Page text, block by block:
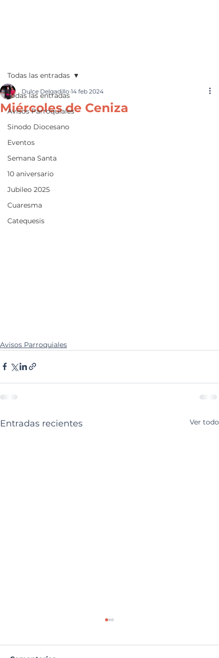
Todas las entradas
Avisos Parroquiales
Sinodo Diocesano
Eventos
Semana Santa
10 aniversario
Jubileo 2025
Cuaresma
Catequesis
Todas las entradas
Miércoles de Ceniza
Dulce Delgadillo 14 feb 2024
Avisos Parroquiales
Entradas recientes Ver todo